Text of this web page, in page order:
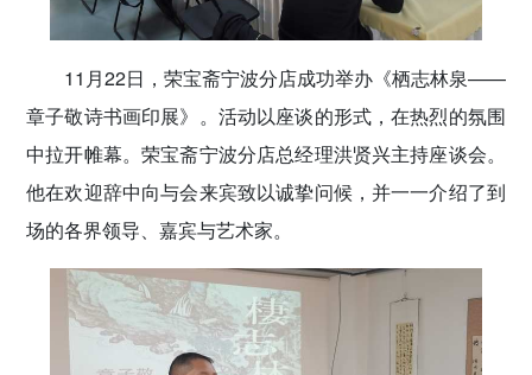
11月22日，荣宝斋宁波分店成功举办《栖志林泉——
章子敬诗书画印展》。活动以座谈的形式，在热烈的氛围
中拉开帷幕。荣宝斋宁波分店总经理洪贤兴主持座谈会。
他在欢迎辞中向与会来宾致以诚挚问候，并一一介绍了到
场的各界领导、嘉宾与艺术家。